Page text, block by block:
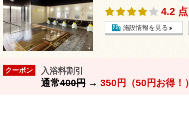
4.2 点
施設情報を見る
クーポン 入浴料割引
通常400円→ 350円（50円お得！）